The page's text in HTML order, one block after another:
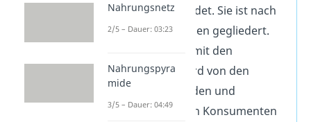
Ökosystem abbildet. Sie ist nach
den Trophieebenen gegliedert.
Sie beginnt also mit den
Produzenten, wird von den
pflanzenfressenden und
fleischfressenden Konsumenten
Nahrungsnetz
2/5 – Dauer: 03:23
Nahrungspyra
mide
3/5 – Dauer: 04:49